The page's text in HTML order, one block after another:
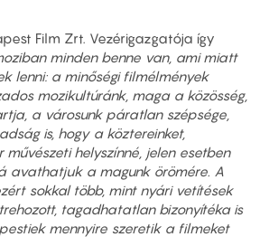
Film Zrt. Vezérigazgatója így
minden benne van, ami miatt
lenni: a minőségi filmélmények
mozikultúránk, maga a közösség,
a városunk páratlan szépsége,
is, hogy a köztereinket,
helyszínné, jelen esetben
avathatjuk a magunk örömére. A
sokkal több, mint nyári vetítések
tagadhatatlan bizonyítéka is
mennyire szeretik a filmeket